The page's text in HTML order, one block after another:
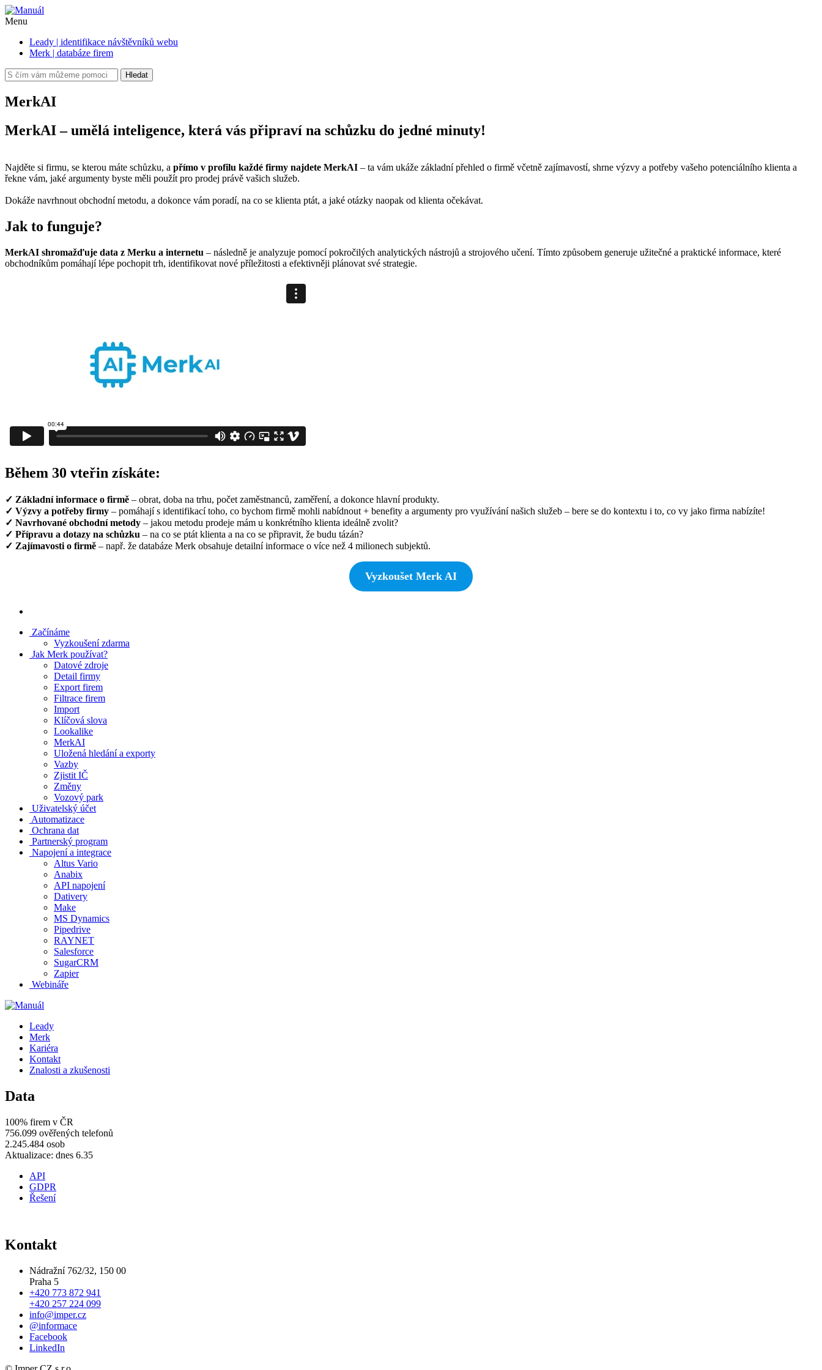
Menu
Leady | identifikace návštěvníků webu
Merk | databáze firem
Hledat
MerkAI
MerkAI – umělá inteligence, která vás připraví na schůzku do jedné minuty!
Najděte si firmu, se kterou máte schůzku, a přímo v profilu každé firmy najdete MerkAI – ta vám ukáže základní přehled o firmě včetně zajímavostí, shrne výzvy a potřeby vašeho potenciálního klienta a
řekne vám, jaké argumenty byste měli použít pro prodej právě vašich služeb.
Dokáže navrhnout obchodní metodu, a dokonce vám poradí, na co se klienta ptát, a jaké otázky naopak od klienta očekávat.
Jak to funguje?
MerkAI shromažďuje data z Merku a internetu – následně je analyzuje pomocí pokročilých analytických nástrojů a strojového učení. Tímto způsobem generuje užitečné a praktické informace, které
obchodníkům pomáhají lépe pochopit trh, identifikovat nové příležitosti a efektivněji plánovat své strategie.
Během 30 vteřin získáte:
✓ Základní informace o firmě – obrat, doba na trhu, počet zaměstnanců, zaměření, a dokonce hlavní produkty.
✓ Výzvy a potřeby firmy – pomáhají s identifikací toho, co bychom firmě mohli nabídnout + benefity a argumenty pro využívání našich služeb – bere se do kontextu i to, co vy jako firma nabízíte!
✓ Navrhované obchodní metody – jakou metodu prodeje mám u konkrétního klienta ideálně zvolit?
✓ Přípravu a dotazy na schůzku – na co se ptát klienta a na co se připravit, že budu tázán?
✓ Zajímavosti o firmě – např. že databáze Merk obsahuje detailní informace o více než 4 milionech subjektů.
Vyzkoušet Merk AI
Začínáme
Vyzkoušení zdarma
Jak Merk používat?
Datové zdroje
Detail firmy
Export firem
Filtrace firem
Import
Klíčová slova
Lookalike
MerkAI
Uložená hledání a exporty
Vazby
Zjistit IČ
Změny
Vozový park
Uživatelský účet
Automatizace
Ochrana dat
Partnerský program
Napojení a integrace
Altus Vario
Anabix
API napojení
Dativery
Make
MS Dynamics
Pipedrive
RAYNET
Salesforce
SugarCRM
Zapier
Webináře
Leady
Merk
Kariéra
Kontakt
Znalosti a zkušenosti
Data
100% firem v ČR
756.099 ověřených telefonů
2.245.484 osob
Aktualizace: dnes 6.35
API
GDPR
Řešení
Kontakt
Nádražní 762/32, 150 00
Praha 5
+420 773 872 941
+420 257 224 099
info@imper.cz
@informace
Facebook
LinkedIn